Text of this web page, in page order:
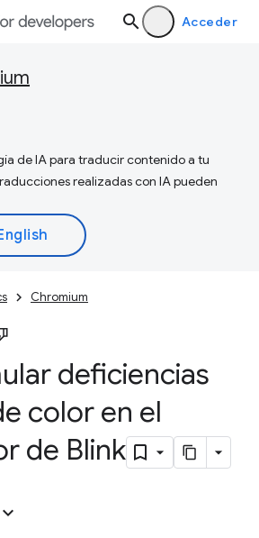
Acceder
de IA para traducir contenido a tu
realizadas con IA pueden
Chromium
deficiencias
color en el
de Blink